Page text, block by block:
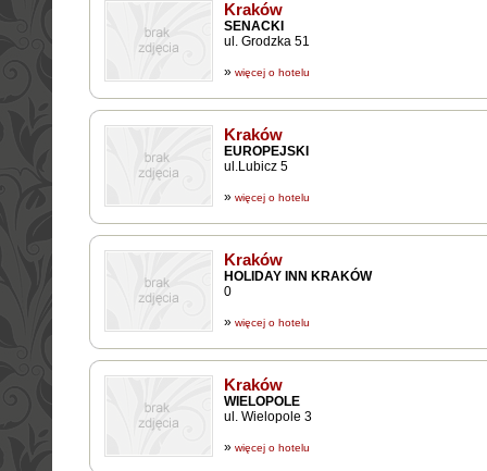
Kraków
SENACKI
ul. Grodzka 51
» więcej o hotelu
Kraków
EUROPEJSKI
ul.Lubicz 5
» więcej o hotelu
Kraków
HOLIDAY INN KRAKÓW
0
» więcej o hotelu
Kraków
WIELOPOLE
ul. Wielopole 3
» więcej o hotelu